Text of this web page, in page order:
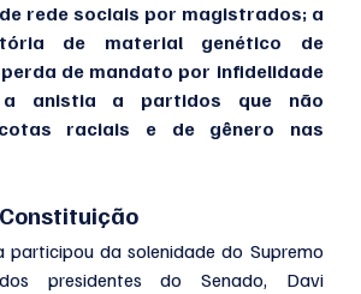
rede sociais por magistrados; a
de material genético de
de mandato por infidelidade
anistia a partidos que não
cotas raciais e de gênero nas
participou da solenidade do Supremo
presidentes do Senado, Davi